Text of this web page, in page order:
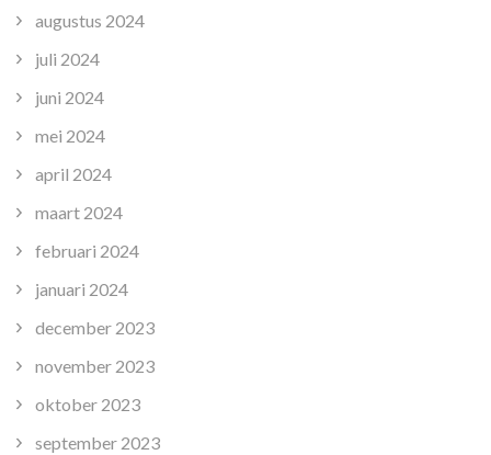
augustus 2024
juli 2024
juni 2024
mei 2024
april 2024
maart 2024
februari 2024
januari 2024
december 2023
november 2023
oktober 2023
september 2023